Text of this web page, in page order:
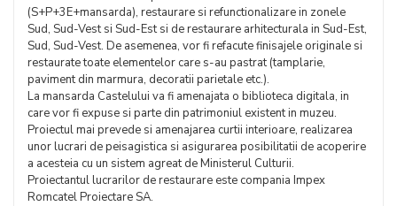
(S+P+3E+mansarda), restaurare si refunctionalizare in zonele
Sud, Sud-Vest si Sud-Est si de restaurare arhitecturala in Sud-Est,
Sud, Sud-Vest. De asemenea, vor fi refacute finisajele originale si
restaurate toate elementelor care s-au pastrat (tamplarie,
paviment din marmura, decoratii parietale etc.).
La mansarda Castelului va fi amenajata o biblioteca digitala, in
care vor fi expuse si parte din patrimoniul existent in muzeu.
Proiectul mai prevede si amenajarea curtii interioare, realizarea
unor lucrari de peisagistica si asigurarea posibilitatii de acoperire
a acesteia cu un sistem agreat de Ministerul Culturii.
Proiectantul lucrarilor de restaurare este compania Impex
Romcatel Proiectare SA.